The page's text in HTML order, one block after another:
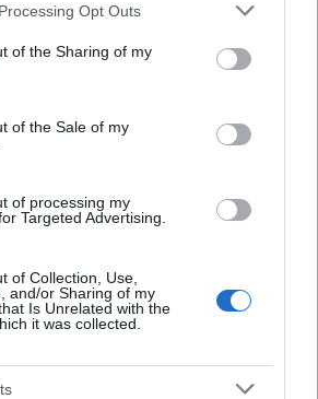
website/app uses one or more Google
or usage behaviour. You may click to
to Google and its third-party tags to
specified purposes in below Google
Opt Outs
of the Sharing of my
of the Sale of my
of processing my
Targeted Advertising.
of Collection, Use,
and/or Sharing of my
Is Unrelated with the
it was collected.
h
s
A
p
p
h
re
articolo
meteo per il weekend a Olbia e in